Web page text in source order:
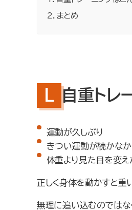
まとめ
自重トレ
運動が久しぶり
きつい運動が続かなか
体重より見た目を変え
正しく身体を動かすと重
無理に追い込むのではな